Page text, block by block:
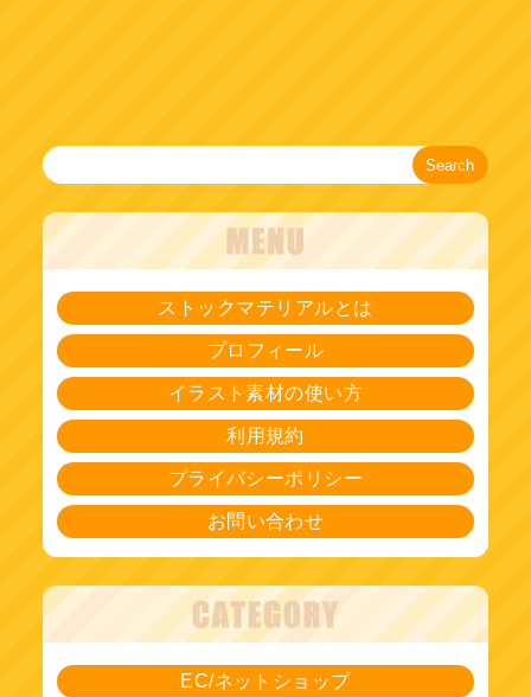
Search
ストックマテリアルとは
プロフィール
イラスト素材の使い方
利用規約
プライバシーポリシー
お問い合わせ
EC/ネットショップ